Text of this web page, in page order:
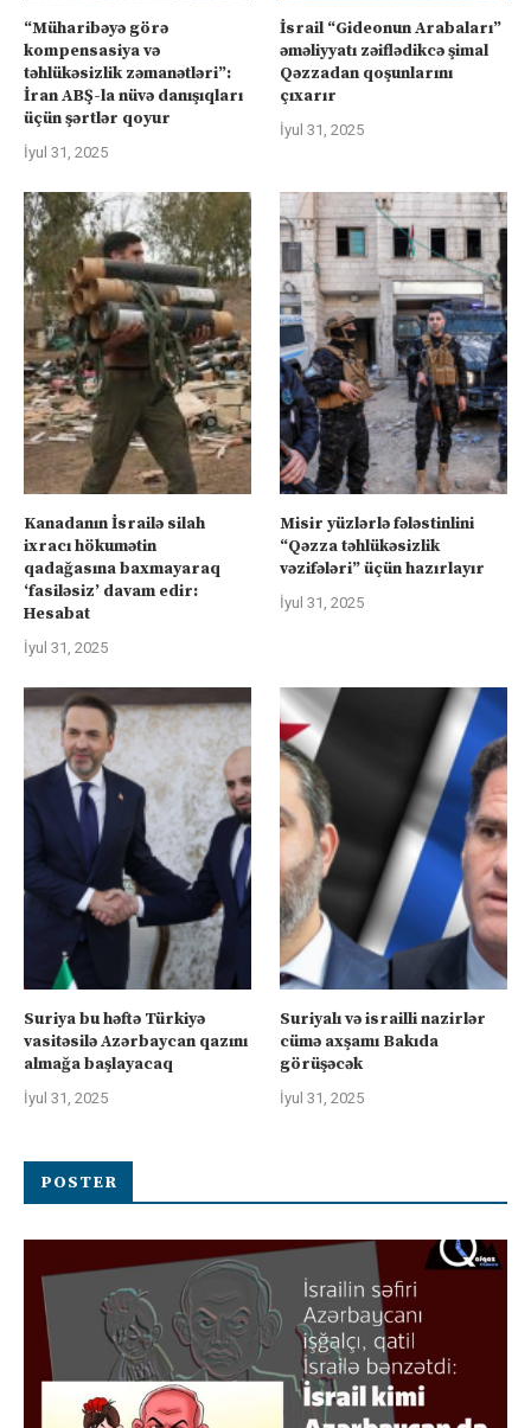
“Müharibəyə görə
kompensasiya və
təhlükəsizlik zəmanətləri”:
İran ABŞ-la nüvə danışıqları
üçün şərtlər qoyur
İyul 31, 2025
İsrail “Gideonun Arabaları”
əməliyyatı zəiflədikcə şimal
Qəzzadan qoşunlarını
çıxarır
İyul 31, 2025
Kanadanın İsrailə silah
ixracı hökumətin
qadağasına baxmayaraq
‘fasiləsiz’ davam edir:
Hesabat
İyul 31, 2025
Misir yüzlərlə fələstinlini
“Qəzza təhlükəsizlik
vəzifələri” üçün hazırlayır
İyul 31, 2025
Suriya bu həftə Türkiyə
vasitəsilə Azərbaycan qazını
almağa başlayacaq
İyul 31, 2025
Suriyalı və israilli nazirlər
cümə axşamı Bakıda
görüşəcək
İyul 31, 2025
POSTER